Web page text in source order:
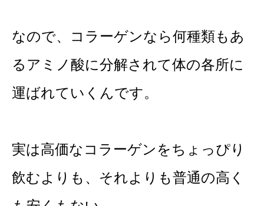
なので、コラーゲンなら何種類もあ
るアミノ酸に分解されて体の各所に
運ばれていくんです。
実は高価なコラーゲンをちょっぴり
飲むよりも、それよりも普通の高く